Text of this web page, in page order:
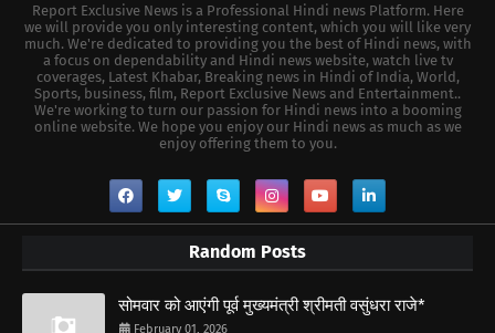
Report Exclusive News is a Professional Hindi news Platform. Here
we will provide you only interesting content, which you will like very
much. We're dedicated to providing you the best of Hindi news, with
a focus on dependability and Hindi news website, watch live tv
coverages, Latest Khabar, Breaking news in Hindi of India, World,
Sports, business, film, Report Exclusive News and Entertainment..
We're working to turn our passion for Hindi news into a booming
online website. We hope you enjoy our Hindi news as much as we
enjoy offering them to you.
Random Posts
सोमवार को आएंगी पूर्व मुख्यमंत्री श्रीमती वसुंधरा राजे*
February 01, 2026